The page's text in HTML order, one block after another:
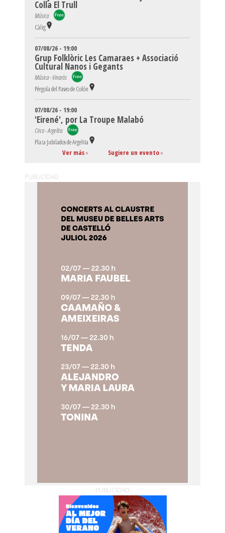
Colla El Trull
Música
Càlig
07/08/26 - 19:00
Grup Folklòric Les Camaraes + Associació
Cultural Nanos i Gegants
Música - Vinaròs
Pérgola del Paseo de Colón
07/08/26 - 19:00
'Eirené', por La Troupe Malabó
Circo - Argelita
Plaza Jubilados de Argelita
Ver más» Sugiere un evento»
PUBLICIDAD
PUBLICIDAD